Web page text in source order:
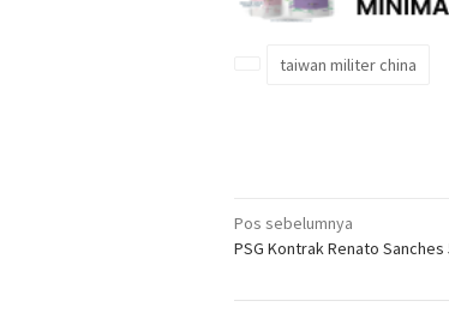
taiwan militer china
Navigasi
pos
Pos sebelumnya
PSG Kontrak Renato Sanches